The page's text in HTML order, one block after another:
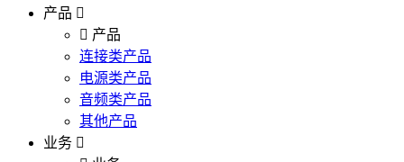
产品
产品
连接类产品
电源类产品
音频类产品
其他产品
业务